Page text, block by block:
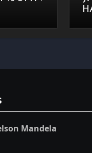
Mandela